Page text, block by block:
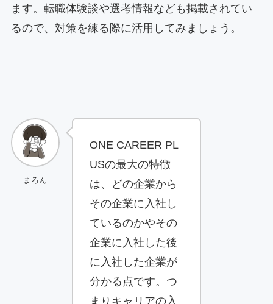
ます。転職体験談や選考情報なども掲載されてい
るので、対策を練る際に活用してみましょう。
まろん
ONE CAREER PL
USの最大の特徴
は、どの企業から
その企業に入社し
ているのかやその
企業に入社した後
に入社した企業が
分かる点です。つ
まりキャリアの入